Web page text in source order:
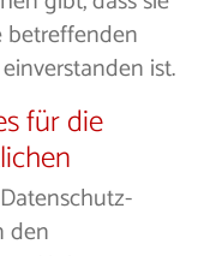
betreffenden
ist.
für die
den